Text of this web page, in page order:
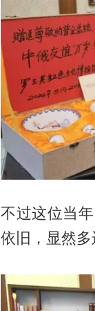
不过这位当
依旧，显然多